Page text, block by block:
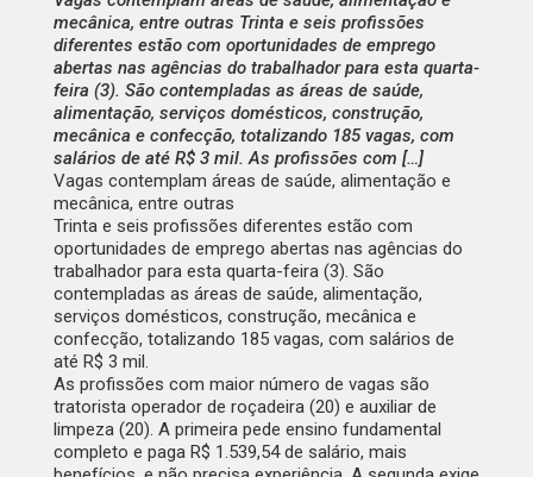
mecânica, entre outras Trinta e seis profissões
diferentes estão com oportunidades de emprego
abertas nas agências do trabalhador para esta quarta-
feira (3). São contempladas as áreas de saúde,
alimentação, serviços domésticos, construção,
mecânica e confecção, totalizando 185 vagas, com
salários de até R$ 3 mil. As profissões com […]
Vagas contemplam áreas de saúde, alimentação e
mecânica, entre outras
Trinta e seis profissões diferentes estão com
oportunidades de emprego abertas nas agências do
trabalhador para esta quarta-feira (3). São
contempladas as áreas de saúde, alimentação,
serviços domésticos, construção, mecânica e
confecção, totalizando 185 vagas, com salários de
até R$ 3 mil.
As profissões com maior número de vagas são
tratorista operador de roçadeira (20) e auxiliar de
limpeza (20). A primeira pede ensino fundamental
completo e paga R$ 1.539,54 de salário, mais